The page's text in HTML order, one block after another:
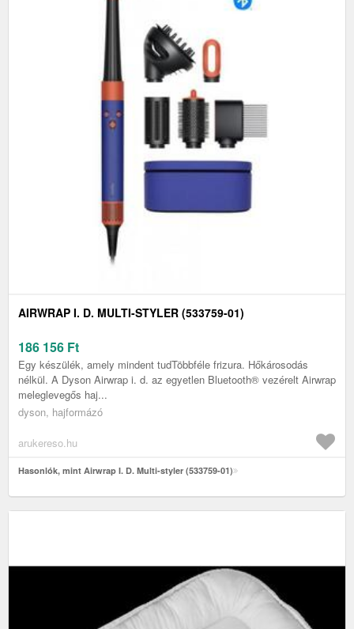
AIRWRAP I. D. MULTI-STYLER (533759-01)
186 156 Ft
Egy készülék, amely mindent tudTöbbféle frizura. Hőkárosodás
nélkül. A Dyson Airwrap i. d. az egyetlen Bluetooth® vezérelt Airwrap
meleglevegős haj...
dyson, hajformázó
arukereso.hu
Hasonlók, mint Airwrap I. D. Multi-styler (533759-01)